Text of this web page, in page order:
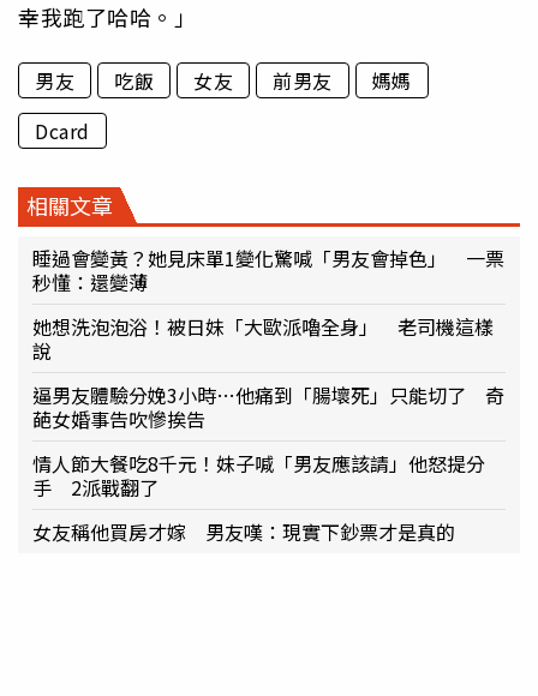
幸我跑了哈哈。」
男友 吃飯 女友 前男友
媽媽
Dcard
相關文章
睡過會變黃？她見床單1變化驚喊「男友會掉色」 一票
秒懂：還變薄
她想洗泡泡浴！被日妹「大歐派嚕全身」 老司機這樣
說
逼男友體驗分娩3小時…他痛到「腸壞死」只能切了 奇
葩女婚事告吹慘挨告
情人節大餐吃8千元！妹子喊「男友應該請」他怒提分
手 2派戰翻了
女友稱他買房才嫁 男友嘆：現實下鈔票才是真的